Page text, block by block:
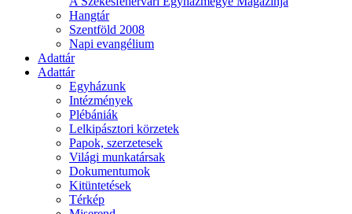
Hangtár
Szentföld 2008
Napi evangélium
Adattár
Adattár
Egyházunk
Intézmények
Plébániák
Lelkipásztori körzetek
Papok, szerzetesek
Világi munkatársak
Dokumentumok
Kitüntetések
Térkép